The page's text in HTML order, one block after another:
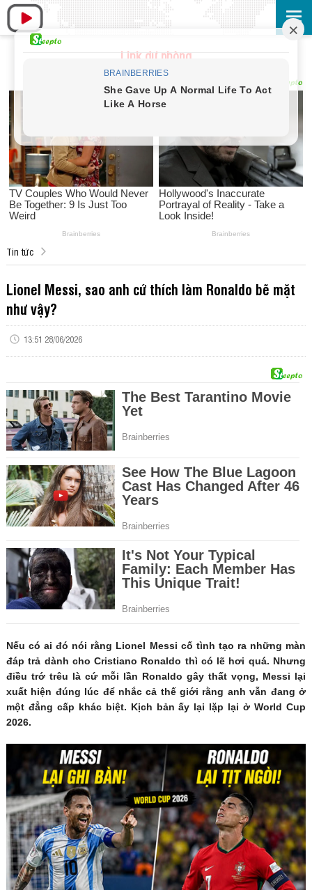
Link dự phòng
Tin tức
Lionel Messi, sao anh cứ thích làm Ronaldo bẽ mặt
như vậy?
13:51 28/06/2026
Nếu có ai đó nói rằng Lionel Messi cố tình tạo ra những màn
đáp trả dành cho Cristiano Ronaldo thì có lẽ hơi quá. Nhưng
điều trớ trêu là cứ mỗi lần Ronaldo gây thất vọng, Messi lại
xuất hiện đúng lúc để nhắc cả thế giới rằng anh vẫn đang ở
một đẳng cấp khác biệt. Kịch bản ấy lại lặp lại ở World Cup
2026.